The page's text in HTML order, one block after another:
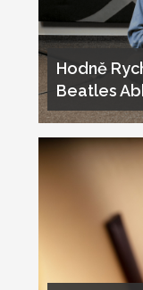
Hodně
Beatles